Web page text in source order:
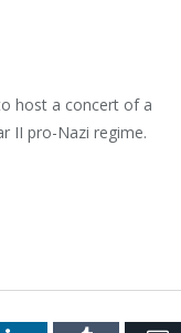
host a concert of a
II pro-Nazi regime.